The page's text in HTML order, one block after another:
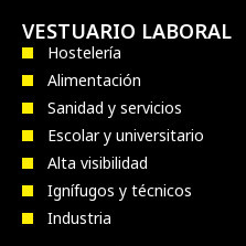
VESTUARIO LABORAL
Hostelería
Alimentación
Sanidad y servicios
Escolar y universitario
Alta visibilidad
Ignífugos y técnicos
Industria